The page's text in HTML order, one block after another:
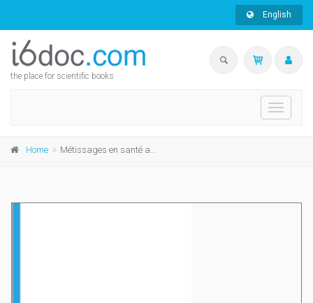
English
the place for scientific books
Toggle
Home Métissages en santé animale de Madagascar à Haïti